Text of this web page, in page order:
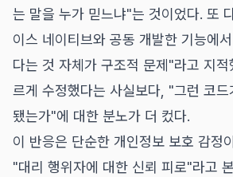
는 말을 누가 믿느냐"는 것이었다. 또
이스 네이티브와 공동 개발한 기능에
다는 것 자체가 구조적 문제"라고 지
르게 수정했다는 사실보다, "그런 코드
됐는가"에 대한 분노가 더 컸다.
이 반응은 단순한 개인정보 보호 감정
"대리 행위자에 대한 신뢰 피로"라고